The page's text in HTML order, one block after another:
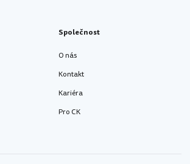
Společnost
O nás
Kontakt
Kariéra
Pro CK